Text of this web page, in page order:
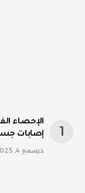
إصابات
ديسمبر 4, 2025